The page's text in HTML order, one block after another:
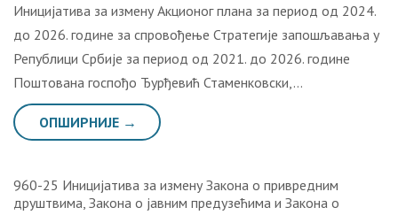
Иницијатива за измену Акционог плана за период од 2024.
до 2026. године за спровођење Стратегије запошљавања у
Републици Србије за период од 2021. до 2026. године
Поштована госпођо Ђурђевић Стаменковски,…
ОПШИРНИЈЕ →
960-25 Иницијатива за измену Закона о привредним
друштвима, Закона о јавним предузећима и Закона о